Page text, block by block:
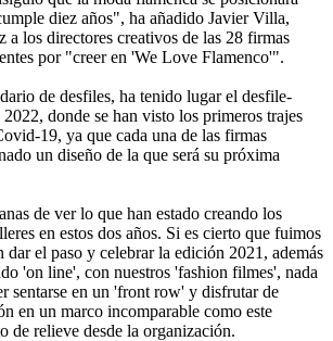
diez años", ha añadido Javier Villa,
a los directores creativos de las 28 firmas
por "creer en 'We Love Flamenco'".
de desfiles, ha tenido lugar el desfile-
donde se han visto los primeros trajes
19, ya que cada una de las firmas
un diseño de la que será su próxima
de ver lo que han estado creando los
en estos dos años. Si es cierto que fuimos
dar el paso y celebrar la edición 2021, además
'on line', con nuestros 'fashion filmes', nada
sentarse en un 'front row' y disfrutar de
en un marco incomparable como este
de relieve desde la organización.